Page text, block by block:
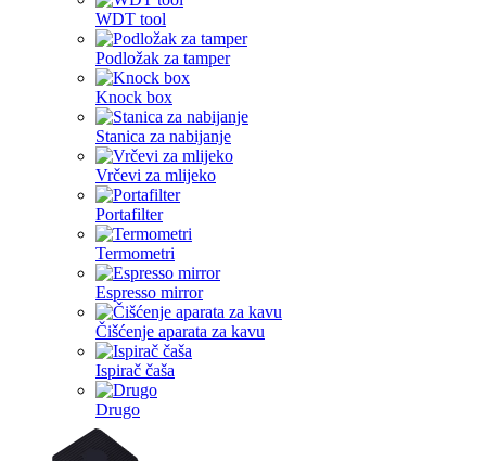
WDT tool
Podložak za tamper
Knock box
Stanica za nabijanje
Vrčevi za mlijeko
Portafilter
Termometri
Espresso mirror
Čišćenje aparata za kavu
Ispirač čaša
Drugo